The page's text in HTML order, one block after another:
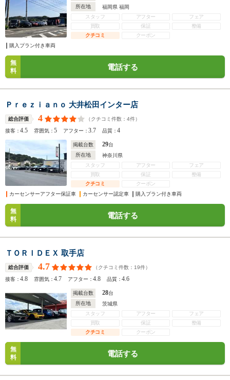
所在地
福岡県 福岡
スタッフ
アフター
フェア
買取
保証
整備
クチコミ
クーポン
購入プラン付き車両
無
料
電話する
Ｐｒｅｚｉａｎｏ 大井松田インター店
総合評価 4 （クチコミ件数： 4件）
接客：4.5 雰囲気：5 アフター：3.7 品質：4
掲載台数 29台
所在地
神奈川県
スタッフ
アフター
フェア
買取
保証
整備
クチコミ
クーポン
カーセンサーアフター保証車
カーセンサー認定車 購入プラン付き車両
無
料
電話する
ＴＯＲＩＤＥＸ 取手店
総合評価 4.7 （クチコミ件数： 19件）
接客：4.8 雰囲気：4.7 アフター：4.8 品質：4.6
掲載台数 28台
所在地
茨城県
スタッフ
アフター
フェア
買取
保証
整備
クチコミ
クーポン
無
料
電話する